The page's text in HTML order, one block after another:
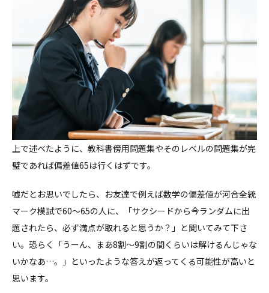
上で述べたように、教科書傍用問題集やそのレベルの問題集が完
璧であれば偏差値65は行くはずです。
嘘だとお思いでしたら、お友達で例えば数学の偏差値が河合全統
マーク模試で60～65の人に、「サクシードから今ランダムに出
題されたら、必ず満点が取れると思うか？」と聞いてみて下さ
い。恐らく「うーん、まあ8割～9割の間くらいは解けるんじゃな
いかなあ…。」といったような答えが返ってくる可能性が高いと
思います。